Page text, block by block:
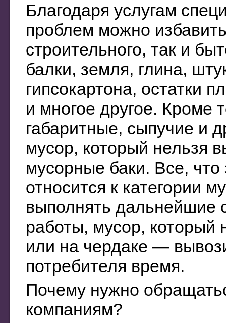
Благодаря услугам
проблем можно
строительного, так и
балки, земля, глина,
гипсокартона, остатки
и многое другое. Кроме
габаритные, сыпучие и
мусор, который нельзя
мусорные баки. Все, что
относится к категории
выполнять дальнейшие
работы, мусор, который
или на чердаке —
потребителя время.
Почему нужно
компаниям?